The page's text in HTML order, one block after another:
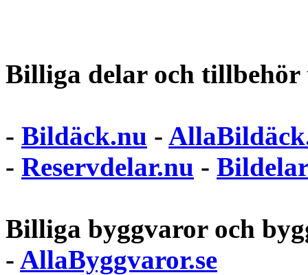
Billiga delar och
- Bildäck.nu -
- Reservdelar.nu - Bildelar
Billiga byggvaror och
- AllaByggvaror.se